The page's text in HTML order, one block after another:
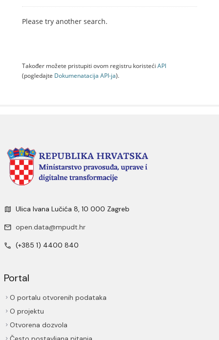
Please try another search.
Također možete pristupiti ovom registru koristeći API
(pogledajte Dokumenаtаcijа API-jа).